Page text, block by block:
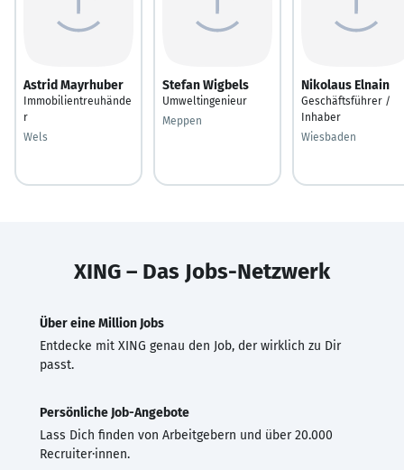
Astrid Mayrhuber
Immobilientreuhände
r
Wels
Stefan Wigbels
Umweltingenieur
Meppen
Nikolaus Elnain
Geschäftsführer /
Inhaber
Wiesbaden
XING – Das Jobs-Netzwerk
Über eine Million Jobs
Entdecke mit XING genau den Job, der wirklich zu Dir
passt.
Persönliche Job-Angebote
Lass Dich finden von Arbeitgebern und über 20.000
Recruiter·innen.